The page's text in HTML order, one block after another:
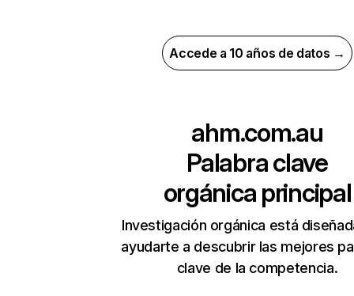
Accede a 10 años de datos →
ahm.com.au
Palabra clave
orgánica principal
Investigación orgánica está
ayudarte a descubrir las mejores
clave de la competencia.